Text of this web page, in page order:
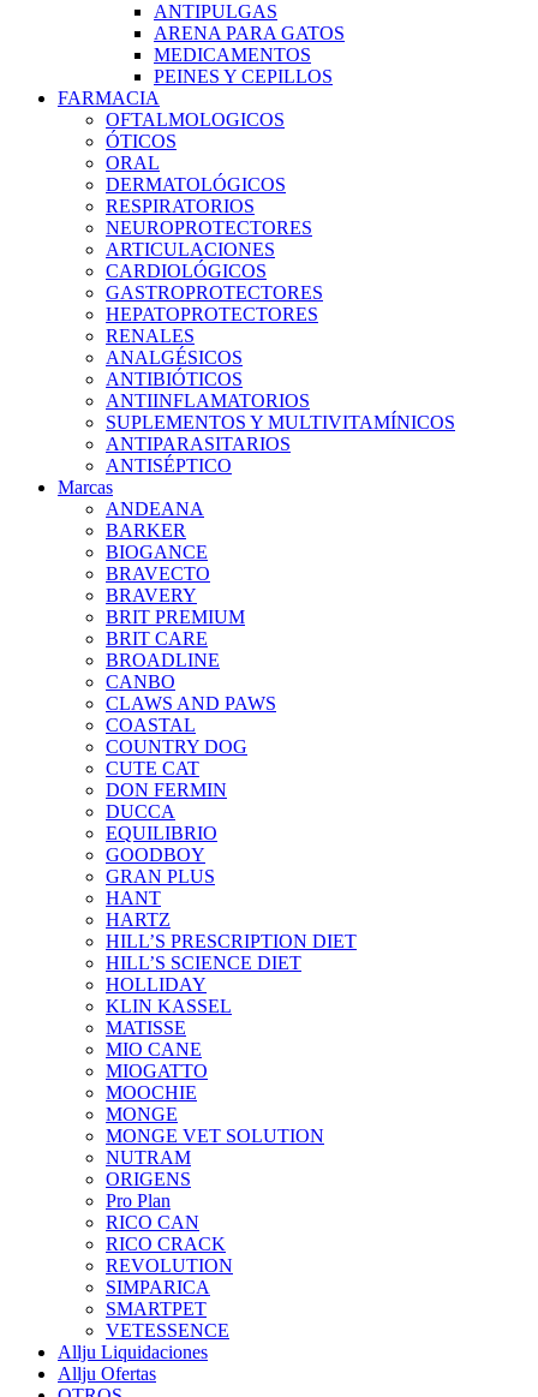
ANTIPULGAS
ARENA PARA GATOS
MEDICAMENTOS
PEINES Y CEPILLOS
FARMACIA
OFTALMOLOGICOS
ÓTICOS
ORAL
DERMATOLÓGICOS
RESPIRATORIOS
NEUROPROTECTORES
ARTICULACIONES
CARDIOLÓGICOS
GASTROPROTECTORES
HEPATOPROTECTORES
RENALES
ANALGÉSICOS
ANTIBIÓTICOS
ANTIINFLAMATORIOS
SUPLEMENTOS Y MULTIVITAMÍNICOS
ANTIPARASITARIOS
ANTISÉPTICO
Marcas
ANDEANA
BARKER
BIOGANCE
BRAVECTO
BRAVERY
BRIT PREMIUM
BRIT CARE
BROADLINE
CANBO
CLAWS AND PAWS
COASTAL
COUNTRY DOG
CUTE CAT
DON FERMIN
DUCCA
EQUILIBRIO
GOODBOY
GRAN PLUS
HANT
HARTZ
HILL’S PRESCRIPTION DIET
HILL’S SCIENCE DIET
HOLLIDAY
KLIN KASSEL
MATISSE
MIO CANE
MIOGATTO
MOOCHIE
MONGE
MONGE VET SOLUTION
NUTRAM
ORIGENS
Pro Plan
RICO CAN
RICO CRACK
REVOLUTION
SIMPARICA
SMARTPET
VETESSENCE
Allju Liquidaciones
Allju Ofertas